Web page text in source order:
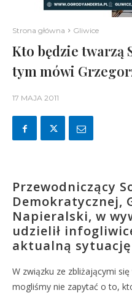
Strona główna Gliwice
Kto będzie twarzą
tym mówi
17 MAJA 2011
Przewodniczący
Demokratycznej,
Napieralski, w
udzielił
aktualną
W związku ze zbliżającymi
mogliśmy nie zapytać o to,